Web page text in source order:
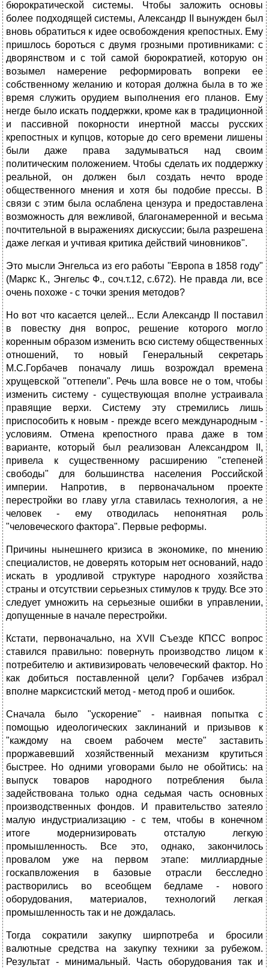
бюрократической системы. Чтобы заложить основы
более подходящей системы, Александр II вынужден был
вновь обратиться к идее освобождения крепостных. Ему
пришлось бороться с двумя грозными противниками: с
дворянством и с той самой бюрократией, которую он
возымел намерение реформировать вопреки ее
собственному желанию и которая должна была в то же
время служить орудием выполнения его планов. Ему
негде было искать поддержки, кроме как в традиционной
и пассивной покорности инертной массы русских
крепостных и купцов, которые до сего времени лишены
были даже права задумываться над своим
политическим положением. Чтобы сделать их поддержку
реальной, он должен был создать нечто вроде
общественного мнения и хотя бы подобие прессы. В
связи с этим была ослаблена цензура и предоставлена
возможность для вежливой, благонамеренной и весьма
почтительной в выражениях дискуссии; была разрешена
даже легкая и учтивая критика действий чиновников".
Это мысли Энгельса из его работы "Европа в 1858 году"
(Маркс К., Энгельс Ф., соч.т.12, с.672). Не правда ли, все
очень похоже - с точки зрения методов?
Но вот что касается целей... Если Александр II поставил
в повестку дня вопрос, решение которого могло
коренным образом изменить всю систему общественных
отношений, то новый Генеральный секретарь
М.С.Горбачев поначалу лишь возрождал времена
хрущевской "оттепели". Речь шла вовсе не о том, чтобы
изменить систему - существующая вполне устраивала
правящие верхи. Систему эту стремились лишь
приспособить к новым - прежде всего международным -
условиям. Отмена крепостного права даже в том
варианте, который был реализован Александром II,
привела к существенному расширению "степеней
свободы" для большинства населения Российской
империи. Напротив, в первоначальном проекте
перестройки во главу угла ставилась технология, а не
человек - ему отводилась непонятная роль
"человеческого фактора". Первые реформы.
Причины нынешнего кризиса в экономике, по мнению
специалистов, не доверять которым нет оснований, надо
искать в уродливой структуре народного хозяйства
страны и отсутствии серьезных стимулов к труду. Все это
следует умножить на серьезные ошибки в управлении,
допущенные в начале перестройки.
Кстати, первоначально, на XVII Съезде КПСС вопрос
ставился правильно: повернуть производство лицом к
потребителю и активизировать человеческий фактор. Но
как добиться поставленной цели? Горбачев избрал
вполне марксистский метод - метод проб и ошибок.
Сначала было "ускорение" - наивная попытка с
помощью идеологических заклинаний и призывов к
"каждому на своем рабочем месте" заставить
проржавевший хозяйственный механизм крутиться
быстрее. Но одними уговорами было не обойтись: на
выпуск товаров народного потребления была
задействована только одна седьмая часть основных
производственных фондов. И правительство затеяло
малую индустриализацию - с тем, чтобы в конечном
итоге модернизировать отсталую легкую
промышленность. Все это, однако, закончилось
провалом уже на первом этапе: миллиардные
госкапвложения в базовые отрасли бесследно
растворились во всеобщем бедламе - нового
оборудования, материалов, технологий легкая
промышленность так и не дождалась.
Тогда сократили закупку ширпотреба и бросили
валютные средства на закупку техники за рубежом.
Результат - минимальный. Часть оборудования так и